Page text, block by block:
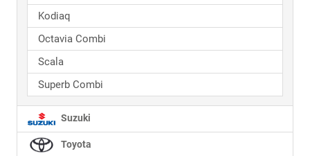
Kodiaq
Octavia Combi
Scala
Superb Combi
Suzuki
Toyota